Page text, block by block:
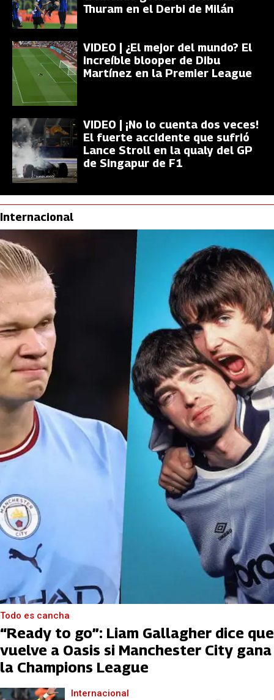
Thuram en el Derbi de Milán
VIDEO | ¿El mejor del mundo? El
increíble blooper de Dibu
Martínez en la Premier League
VIDEO | ¡No lo cuenta dos veces!
El fuerte accidente que sufrió
Lance Stroll en la qualy del GP
de Singapur de F1
Internacional
Todo es cancha
“Ready to go”: Liam Gallagher dice que
vuelve a Oasis si Manchester City gana
la Champions League
Internacional